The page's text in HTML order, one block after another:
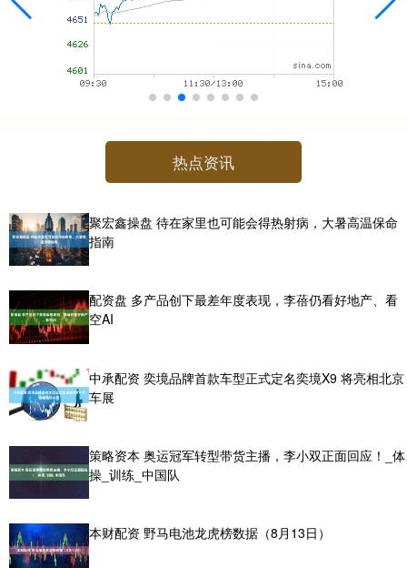
热点资讯
聚宏鑫操盘 待在家里也可能会得热射病，大暑高温保命
指南
配资盘 多产品创下最差年度表现，李蓓仍看好地产、看
空AI
中承配资 奕境品牌首款车型正式定名奕境X9 将亮相北京
车展
策略资本 奥运冠军转型带货主播，李小双正面回应！_体
操_训练_中国队
本财配资 野马电池龙虎榜数据（8月13日）